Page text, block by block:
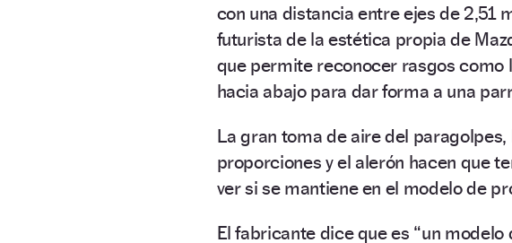
con una distancia entre ejes de 2,51
futurista de la estética propia de
que permite reconocer rasgos como
hacia abajo para dar forma a una
La gran toma de aire del
proporciones y el alerón hacen que
ver si se mantiene en el modelo de
El fabricante dice que es “un